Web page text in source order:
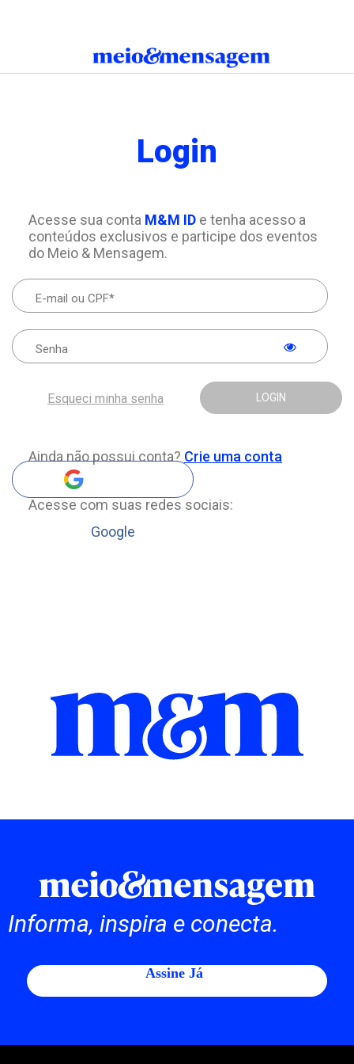
Login
Acesse sua conta M&M IDe tenha acesso a
conteúdos exclusivos e participe dos eventos
do Meio & Mensagem.
LOGIN
Esqueci minha senha
Ainda não possui conta? Crie uma conta
Acesse com suas redes sociais:
Google
Informa, inspira e conecta.
Assine Já